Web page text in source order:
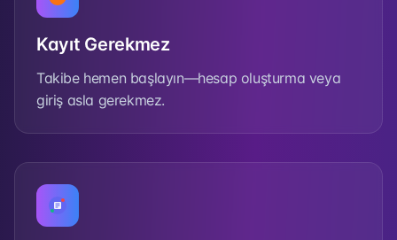
Kayıt Gerekmez
Takibe hemen başlayın—hesap oluşturma veya
giriş asla gerekmez.